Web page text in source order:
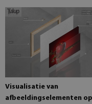
Visualisatie van
afbeeldingselementen